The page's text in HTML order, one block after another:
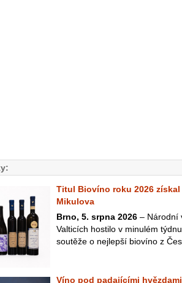
Titul Biovíno roku 2026
Mikulova
Brno, 5. srpna 2026 – Národní
Valticích hostilo v minulém
soutěže o nejlepší biovíno z
Víno pod padajícími